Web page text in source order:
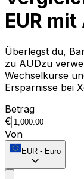
EUR
Überlegst du,
zu AUDzu
Wechselkurse
Ersparnisse bei
Betrag
€
Von
EUR - Euro